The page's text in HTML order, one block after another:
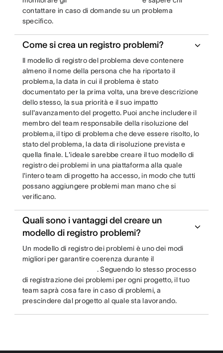
contattare in caso di domande su un problema
specifico.
Come si crea un registro problemi?
Il modello di registro del problema deve contenere
almeno il nome della persona che ha riportato il
problema, la data in cui il problema è stato
documentato per la prima volta, una breve descrizione
dello stesso, la sua priorità e il suo impatto
sull'avanzamento del progetto. Puoi anche includere il
membro del team responsabile della risoluzione del
problema, il tipo di problema che deve essere risolto, lo
stato del problema, la data di risoluzione prevista e
quella finale. L'ideale sarebbe creare il tuo modello di
registro dei problemi in una piattaforma alla quale
l'intero team di progetto ha accesso, in modo che tutti
possano aggiungere problemi man mano che si
verificano.
Quali sono i vantaggi del creare un
modello di registro problemi?
Un modello di registro dei problemi è uno dei modi
migliori per garantire coerenza durante il
. Seguendo lo stesso processo
di registrazione dei problemi per ogni progetto, il tuo
team saprà cosa fare in caso di problemi, a
prescindere dal progetto al quale sta lavorando.